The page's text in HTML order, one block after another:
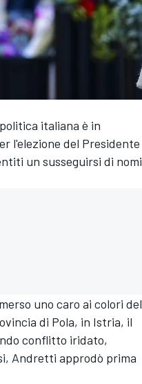
italiana è in
l'elezione del Presidente
un susseguirsi di nomi
uno caro ai colori del
di Pola, in Istria, il
conflitto iridato,
Andretti approdò prima